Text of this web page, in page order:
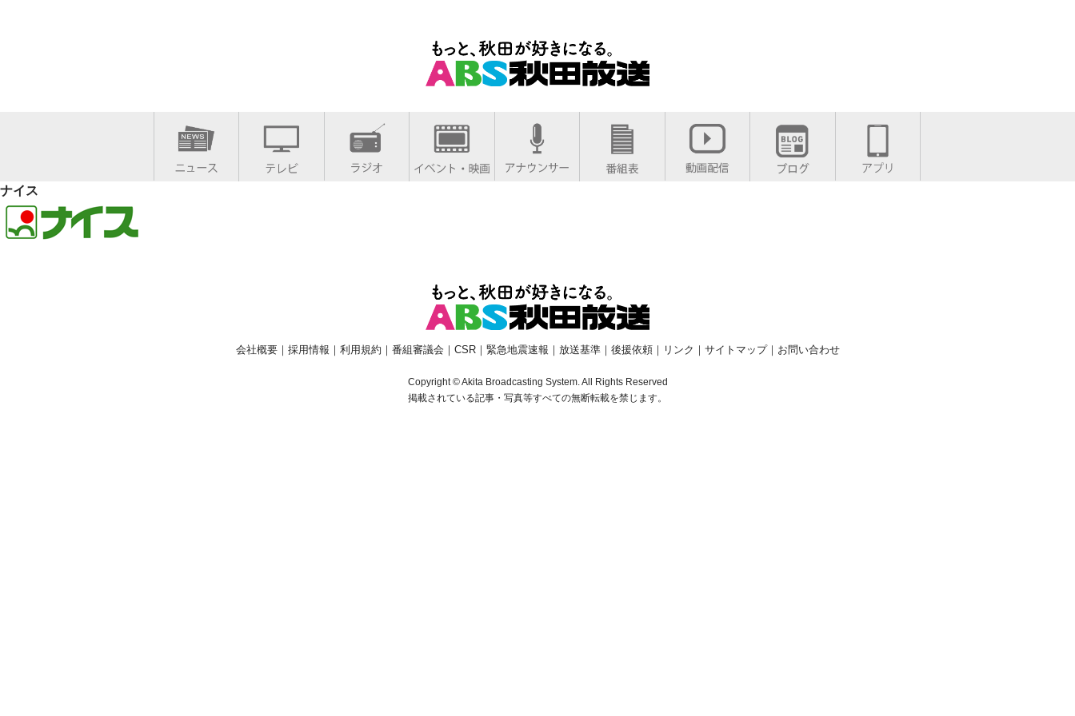
ナイス
会社概要｜ 採用情報 ｜ 利用規約 ｜ 番組審議会 ｜ CSR｜ 緊急地震速報 ｜ 放送基準｜ 後援依頼｜ リンク ｜ サイトマップ｜ お問い合わせ
Copyright © Akita Broadcasting System. All Rights Reserved
掲載されている記事・写真等すべての無断転載を禁じます。